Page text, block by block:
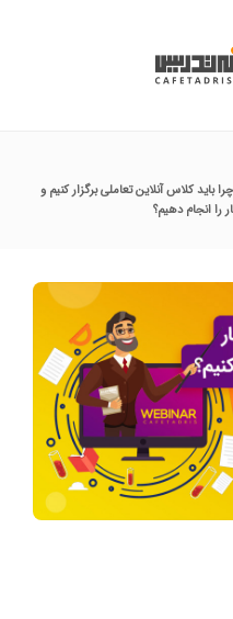
چرا باید کلاس آنلاین تعاملی برگزار کنیم و
را انجام دهیم؟